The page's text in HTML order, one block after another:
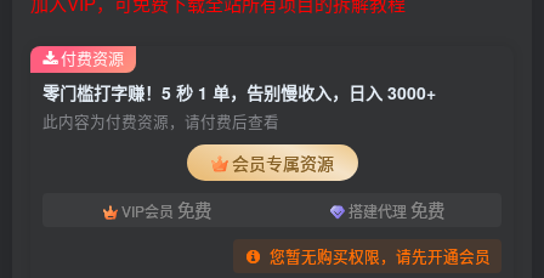
零门槛打字赚！5 秒 1 单，告别慢收入，日入 3000+
此内容为付费资源，请付费后查看
会员专属资源
VIP会员 免费 搭建代理 免费
您暂无购买权限，请先开通会员
付费资源